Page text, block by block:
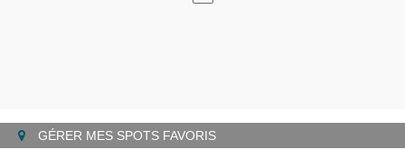
GÉRER MES SPOTS FAVORIS